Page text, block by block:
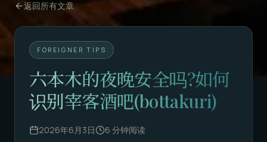
返回所有文章
FOREIGNER TIPS
六本木的夜晚安全吗?如何
识别宰客酒吧(bottakuri)
2026年6月3日 6 分钟阅读